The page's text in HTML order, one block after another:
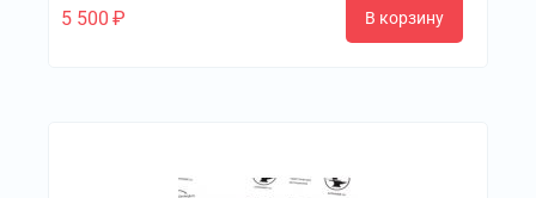
5 500 ₽ В корзину